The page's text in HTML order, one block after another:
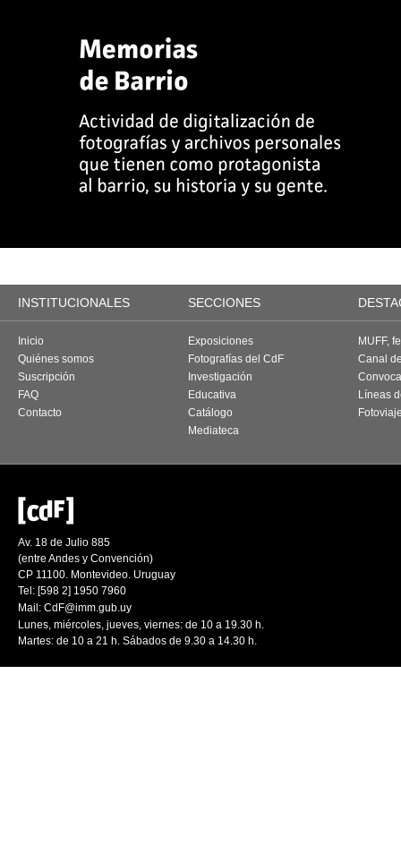
INSTITUCIONALES SECCIONES
Inicio
Quiénes somos
Suscripción
FAQ
Contacto
Exposiciones
Fotografías del CdF
Investigación
Educativa
Catálogo
Mediateca
MUFF,
Canal
Líneas
Av. 18 de Julio 885
(entre Andes y Convención)
CP 11100. Montevideo. Uruguay
Tel: [598 2] 1950 7960
Mail: CdF@imm.gub.uy
Lunes, miércoles, jueves, viernes: de 10 a 19.30 h.
Martes: de 10 a 21 h. Sábados de 9.30 a 14.30 h.